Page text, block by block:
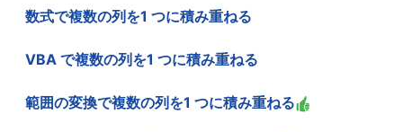
数式で複数の列を1 つに積み重ねる
VBA で複数の列を1 つに積み重ねる
範囲の変換で複数の列を1 つに積み重ねる